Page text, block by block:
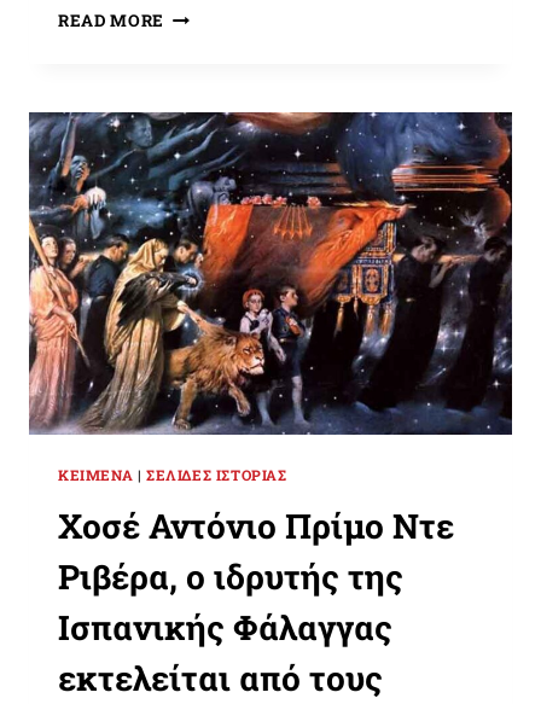
READ MORE ΙΟΎΛΙΟΣ
ΤΗΣ
ΙΣΠΑΝΙΚΉΣ
ΕΠΑΝΑΣΤΆΣΕΩΣ
ΚΕΊΜΕΝΑ | ΣΕΛΊΔΕΣ ΙΣΤΟΡΊΑΣ
Χοσέ Αντόνιο Πρίμο Ντε
Ριβέρα, ο ιδρυτής της
Ισπανικής Φάλαγγας
εκτελείται από τους